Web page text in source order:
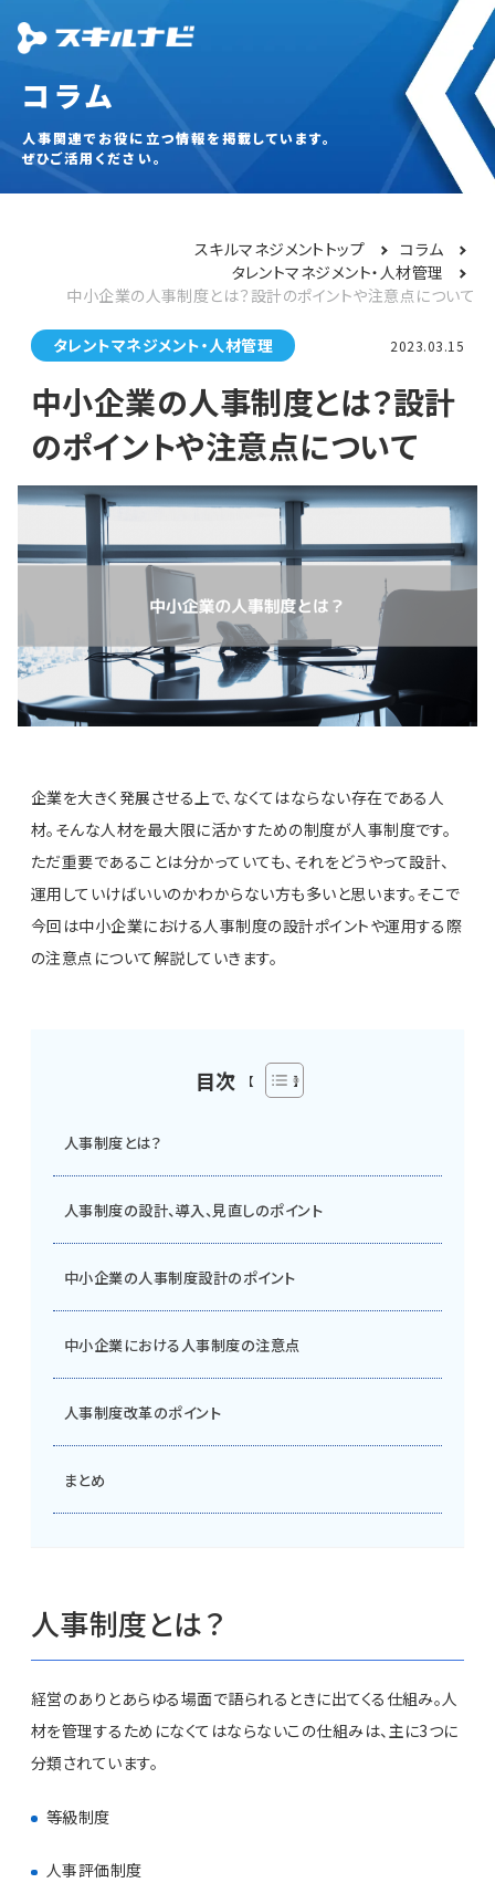
コラム
人事関連でお役に立つ情報を掲載しています。
ぜひご活用ください。
スキルマネジメントトップ
コラム
タレントマネジメント・人材管理
中小企業の人事制度とは？設計のポイントや注意点について
タレントマネジメント・人材管理 2023.03.15
中小企業の人事制度とは？設計
のポイントや注意点について
企業を大きく発展させる上で、なくてはならない存在である人
材。そんな人材を最大限に活かすための制度が人事制度です。
ただ重要であることは分かっていても、それをどうやって設計、
運用していけばいいのかわからない方も多いと思います。そこで
今回は中小企業における人事制度の設計ポイントや運用する際
の注意点について解説していきます。
目次
人事制度とは？
人事制度の設計、導入、見直しのポイント
中小企業の人事制度設計のポイント
中小企業における人事制度の注意点
人事制度改革のポイント
まとめ
人事制度とは？
経営のありとあらゆる場面で語られるときに出てくる仕組み。人
材を管理するためになくてはならないこの仕組みは、主に3つに
分類されています。
等級制度
人事評価制度